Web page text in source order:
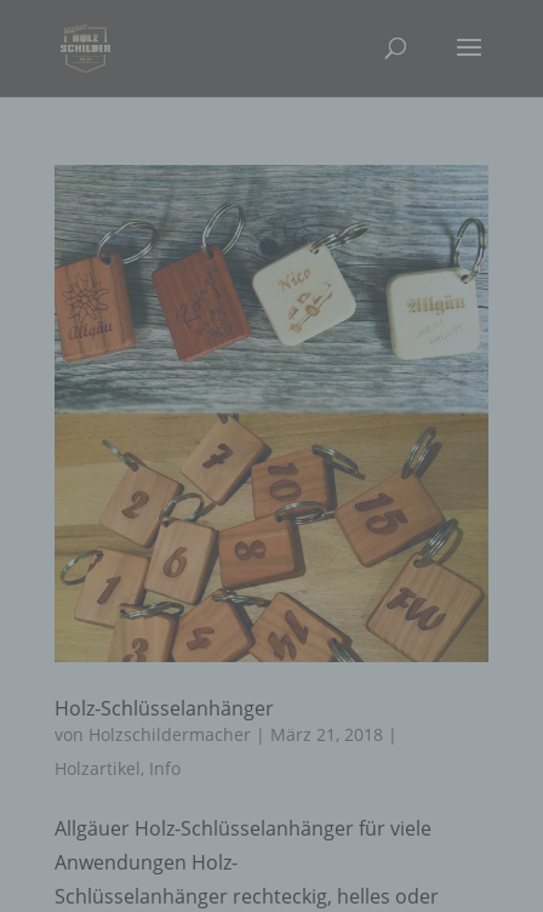
Holz-Schlüsselanhänger
von Holzschildermacher | März 21, 2018 |
Holzartikel, Info
Allgäuer Holz-Schlüsselanhänger für viele
Anwendungen Holz-
Schlüsselanhänger rechteckig, helles oder